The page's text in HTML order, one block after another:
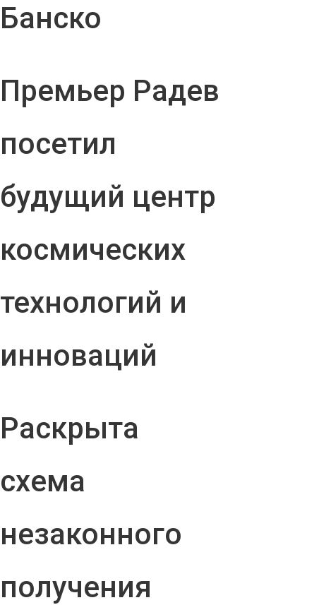
Банско
Премьер Радев
посетил
будущий центр
космических
технологий и
инноваций
Раскрыта
схема
незаконного
получения